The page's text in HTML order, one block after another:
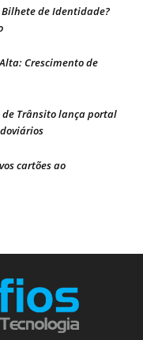
Bilhete de Identidade?
Crescimento de
de Trânsito lança portal
cartões ao